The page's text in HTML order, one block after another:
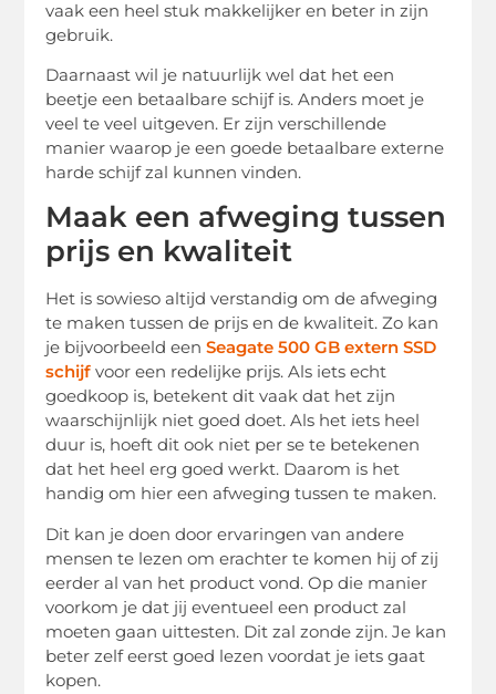
vaak een heel stuk makkelijker en beter in zijn
gebruik.
Daarnaast wil je natuurlijk wel dat het een
beetje een betaalbare schijf is. Anders moet je
veel te veel uitgeven. Er zijn verschillende
manier waarop je een goede betaalbare externe
harde schijf zal kunnen vinden.
Maak een afweging tussen
prijs en kwaliteit
Het is sowieso altijd verstandig om de afweging
te maken tussen de prijs en de kwaliteit. Zo kan
je bijvoorbeeld eenSeagate 500 GB extern SSD
schijf voor een redelijke prijs. Als iets echt
goedkoop is, betekent dit vaak dat het zijn
waarschijnlijk niet goed doet. Als het iets heel
duur is, hoeft dit ook niet per se te betekenen
dat het heel erg goed werkt. Daarom is het
handig om hier een afweging tussen te maken.
Dit kan je doen door ervaringen van andere
mensen te lezen om erachter te komen hij of zij
eerder al van het product vond. Op die manier
voorkom je dat jij eventueel een product zal
moeten gaan uittesten. Dit zal zonde zijn. Je kan
beter zelf eerst goed lezen voordat je iets gaat
kopen.